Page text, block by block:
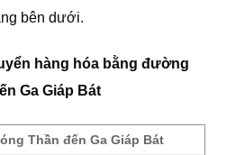
bên dưới.
hàng hóa bằng đường
Ga Giáp Bát
Thần đến Ga Giáp Bát